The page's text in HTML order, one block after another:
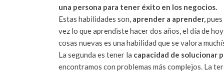
una persona para tener éxito en los negocios.
Estas habilidades son, aprender a aprender,
vez lo que aprendiste hacer dos años, el día de
cosas nuevas es una habilidad que se valora
La segunda es tener la capacidad de solucionar
encontramos con problemas más complejos. La